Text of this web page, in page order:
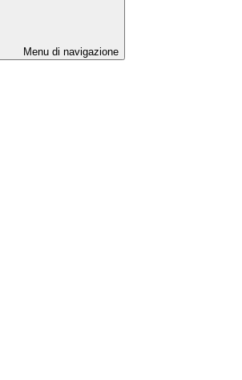
Menu di navigazione